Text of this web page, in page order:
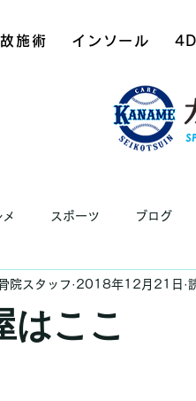
施術 インソール
スポーツ ブログ
はここ
院スタッフ 2018年12月21日